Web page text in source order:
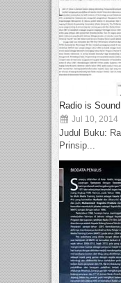
Radio is
Jul 10, 2014
Judul Buku:
Prinsip...